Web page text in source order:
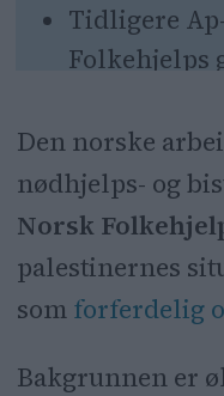
Tidligere
Folkehjelps
Oslos T-
gjennom
lett etter en
banevogner.
Den norske
nødhjelps- og
Norsk
palestinernes
somforferdelig
Bakgrunnen er